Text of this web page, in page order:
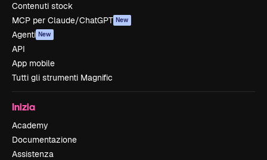
Contenuti stock
MCP per Claude/ChatGPT New
Agenti New
API
App mobile
Tutti gli strumenti Magnific
Inizia
Academy
Documentazione
Assistenza